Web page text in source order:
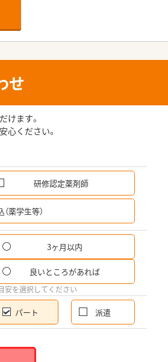
せ
けます。
心ください。
研修認定薬剤師
薬学生等）
3ヶ月以内
良いところがあれば
安を選択してください
パート 派遣